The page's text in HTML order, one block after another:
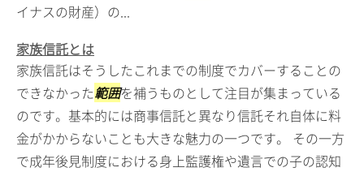
イナスの財産）の...
家族信託とは
家族信託はそうしたこれまでの制度でカバーすることの
できなかった範囲を補うものとして注目が集まっている
のです。基本的には商事信託と異なり信託それ自体に料
金がかからないことも大きな魅力の一つです。 その一方
で成年後見制度における身上監護権や遺言での子の認知